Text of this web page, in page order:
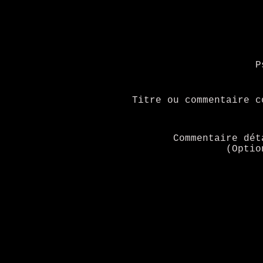
Titre ou commentaire
Commentaire